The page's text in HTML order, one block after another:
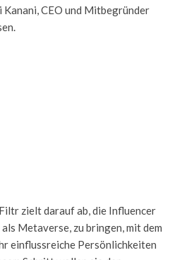
CEO und Mitbegründer
zielt darauf ab, die Influencer
Metaverse, zu bringen, mit dem
einflussreiche Persönlichkeiten